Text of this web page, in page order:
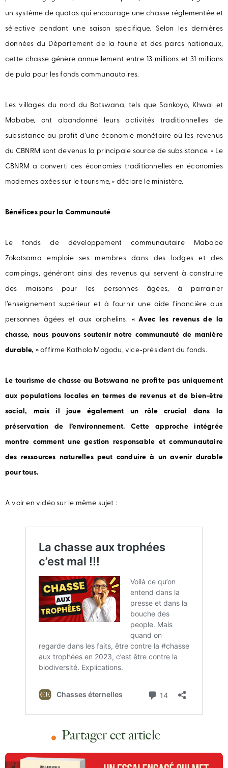
un système de quotas qui encourage une chasse réglementée et
sélective pendant une saison spécifique. Selon les dernières
données du Département de la faune et des parcs nationaux,
cette chasse génère annuellement entre 13 millions et 31 millions
de pula pour les fonds communautaires.
Les villages du nord du Botswana, tels que Sankoyo, Khwai et
Mababe, ont abandonné leurs activités traditionnelles de
subsistance au profit d’une économie monétaire où les revenus
du CBNRM sont devenus la principale source de subsistance. « Le
CBNRM a converti ces économies traditionnelles en économies
modernes axées sur le tourisme, » déclare le ministère.
Bénéfices pour la Communauté
Le fonds de développement communautaire Mababe
Zokotsama emploie ses membres dans des lodges et des
campings, générant ainsi des revenus qui servent à construire
des maisons pour les personnes âgées, à parrainer
l’enseignement supérieur et à fournir une aide financière aux
personnes âgées et aux orphelins. « Avec les revenus de la
chasse, nous pouvons soutenir notre communauté de manière
durable, » affirme Katholo Mogodu, vice-président du fonds.
Le tourisme de chasse au Botswana ne profite pas uniquement
aux populations locales en termes de revenus et de bien-être
social, mais il joue également un rôle crucial dans la
préservation de l’environnement. Cette approche intégrée
montre comment une gestion responsable et communautaire
des ressources naturelles peut conduire à un avenir durable
pour tous.
A voir en vidéo sur le même sujet :
Partager cet article